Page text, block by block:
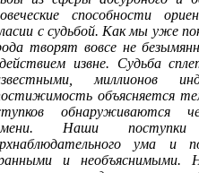
звено цепочки
и
панораму
цели и
специфического
тем не менее
в наши дни,
вопросы
способности
с судьбой. Как мы уже
творят вовсе не
извне. Судьба
миллионов
объясняется
обнаруживаются
Наши
ума
и необъяснимыми.